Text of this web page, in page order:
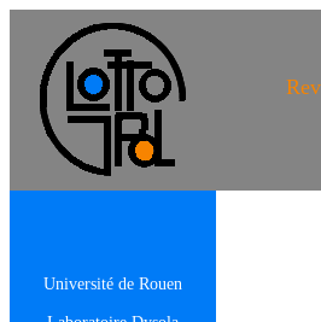
Université de Rouen